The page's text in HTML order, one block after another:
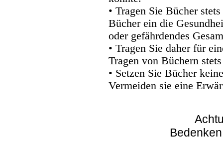
• Tragen Sie Bücher
Bücher ein die
oder gefährdendes
• Tragen Sie daher für
Tragen von Büchern
• Setzen Sie Bücher
Vermeiden sie eine